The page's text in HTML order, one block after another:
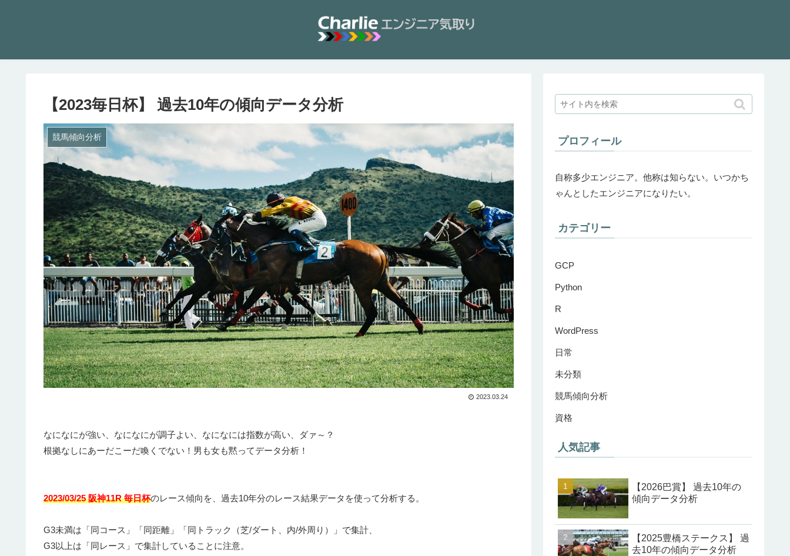
【2023毎日杯】 過去10年の傾向データ分析
競馬傾向分析
2023.03.24
なになにが強い、なになにが調子よい、なになには指数が高い、ダァ～？
根拠なしにあーだこーだ喚くでない！男も女も黙ってデータ分析！
2023/03/25 阪神11R 毎日杯のレース傾向を、過去10年分のレース結果データを使って分析する。
G3未満は「同コース」「同距離」「同トラック（芝/ダート、内/外周り）」で集計、
G3以上は「同レース」で集計していることに注意。
プロフィール
自称多少エンジニア。他称は知らない。いつかち
ゃんとしたエンジニアになりたい。
カテゴリー
GCP
Python
R
WordPress
日常
未分類
競馬傾向分析
資格
人気記事
【2026巴賞】 過去10年の
傾向データ分析
【2025豊橋ステークス】 過
去10年の傾向データ分析